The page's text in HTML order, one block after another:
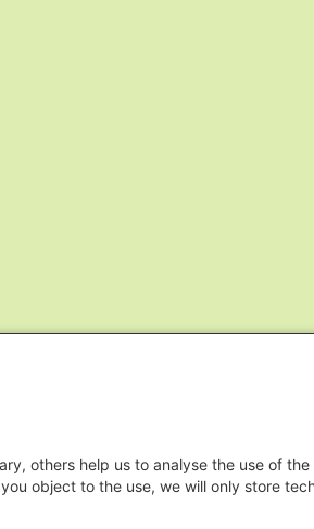
others help us to analyse the use of
object to the use, we will only store